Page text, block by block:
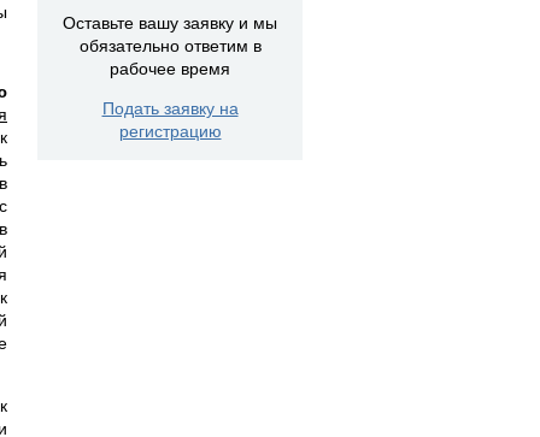
Оставьте вашу заявку и мы
обязательно ответим в
рабочее время
Подать заявку на
регистрацию